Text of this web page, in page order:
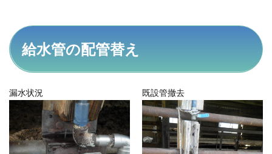
給水管の配管替え
漏水状況 既設管撤去